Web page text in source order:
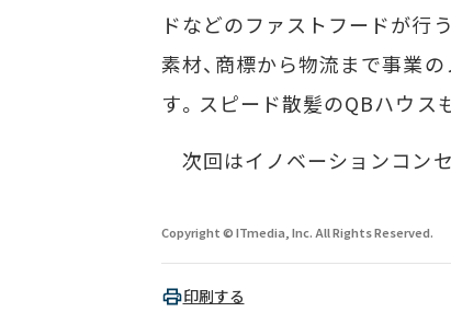
ドなどのファストフードが行
素材、商標から物流まで事業
す。スピード散髪のQBハウス
次回はイノベーションコン
Copyright © ITmedia, Inc. All Rights Reserved.
印刷する